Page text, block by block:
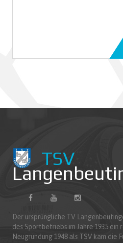
TSV
Der ursprüngliche TV
des Sportbetriebs im Jahre 1935 ein
Neugründung 1948 als TSV kam die